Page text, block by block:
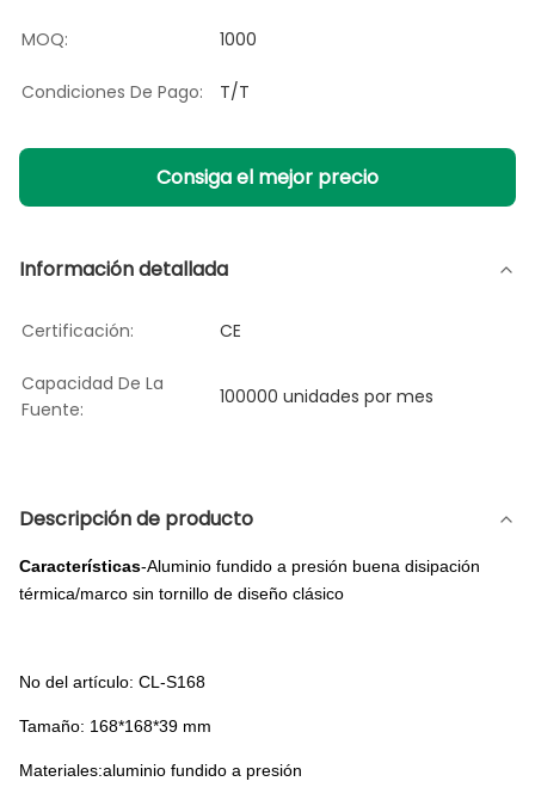
MOQ: 1000
Condiciones De Pago: T/T
Consiga el mejor precio
Información detallada
Certificación: CE
Capacidad De La
Fuente:
100000 unidades por mes
Descripción de producto
Características-Aluminio fundido a presión buena disipación
térmica/marco sin tornillo de diseño clásico
No del artículo: CL-S168
Tamaño: 168*168*39 mm
Materiales:aluminio fundido a presión